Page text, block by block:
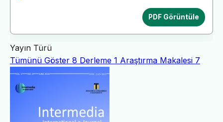
PDF Görüntüle
Yayın Türü
Tümünü Göster 8 Derleme 1 Araştırma Makalesi 7